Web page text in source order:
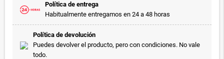
Política de entrega
Habitualmente entregamos en 24 a 48 horas
Política de devolución
Puedes devolver el producto, pero con condiciones. No vale
todo.